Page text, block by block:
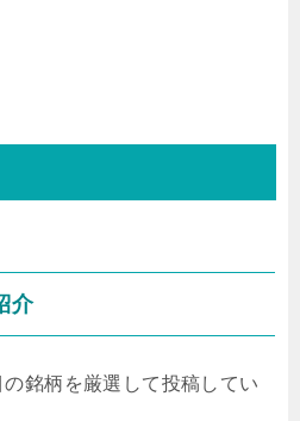
介
銘柄を厳選して投稿してい